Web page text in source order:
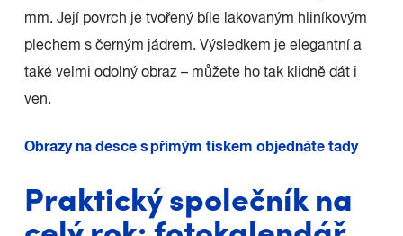
mm. Její povrch je tvořený bíle lakovaným hliníkovým
plechem s černým jádrem. Výsledkem je elegantní a
také velmi odolný obraz – můžete ho tak klidně dát i
ven.
Obrazy na desce s přímým tiskem objednáte tady
Praktický společník na